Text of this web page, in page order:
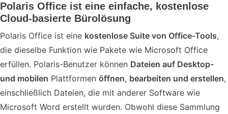
Polaris Office ist eine einfache, kostenlose
Cloud-basierte Bürolösung
Polaris Office ist eine kostenlose Suite von Office-Tools,
die dieselbe Funktion wie Pakete wie Microsoft Office
erfüllen. Polaris-Benutzer können Dateien auf Desktop-
und mobilen Plattformen öffnen, bearbeiten und erstellen,
einschließlich Dateien, die mit anderer Software wie
Microsoft Word erstellt wurden. Obwohl diese Sammlung